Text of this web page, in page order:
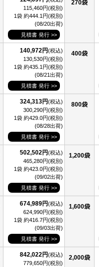
115,460円(税別)
1袋 約444.1円(税別)
(08/20出荷)
見積書 発行 >>
270袋
140,972円(税込)
130,530円(税別)
1袋 約435.1円(税別)
(08/21出荷)
見積書 発行 >>
400袋
324,313円(税込)
300,290円(税別)
1袋 約429.0円(税別)
(08/28出荷)
見積書 発行 >>
800袋
502,502円(税込)
465,280円(税別)
1袋 約423.0円(税別)
(09/02出荷)
見積書 発行 >>
1,200袋
674,989円(税込)
624,990円(税別)
1袋 約416.7円(税別)
(09/03出荷)
見積書 発行 >>
1,600袋
842,022円(税込)
779,650円(税別)
2,000袋